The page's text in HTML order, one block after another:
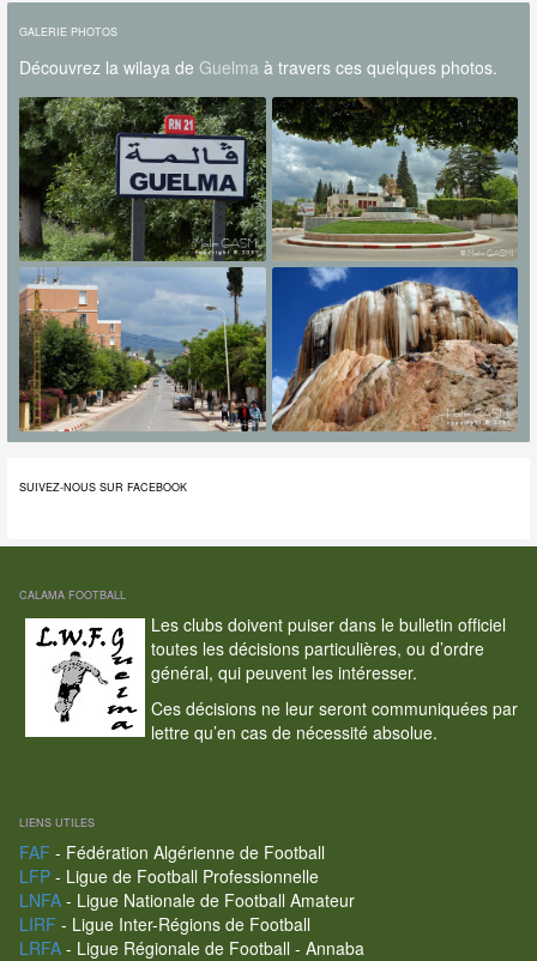
GALERIE PHOTOS
Découvrez la wilaya de Guelma à travers ces quelques photos.
SUIVEZ-NOUS SUR FACEBOOK
CALAMA FOOTBALL
Les clubs doivent puiser dans le bulletin officiel
toutes les décisions particulières, ou d’ordre
général, qui peuvent les intéresser.
Ces décisions ne leur seront communiquées par
lettre qu’en cas de nécessité absolue.
LIENS UTILES
FAF - Fédération Algérienne de Football
LFP- Ligue de Football Professionnelle
LNFA- Ligue Nationale de Football Amateur
LIRF - Ligue Inter-Régions de Football
LRFA- Ligue Régionale de Football - Annaba